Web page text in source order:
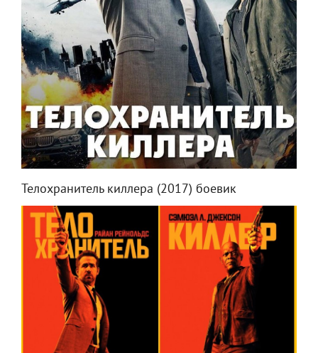
Телохранитель киллера (2017) боевик